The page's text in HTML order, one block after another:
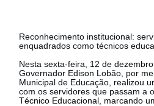
Reconhecimento institucional:
enquadrados como técnicos
Nesta sexta-feira, 12 de
Governador Edison Lobão, por
Municipal de Educação, realizou
com os servidores que passam a
Técnico Educacional, marcando